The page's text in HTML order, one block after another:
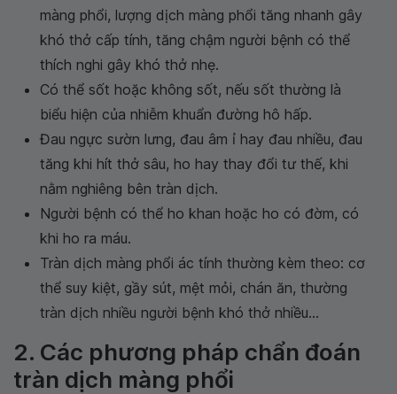
màng phổi, lượng dịch màng phổi tăng nhanh gây
khó thở cấp tính, tăng chậm người bệnh có thể
thích nghi gây khó thở nhẹ.
Có thể sốt hoặc không sốt, nếu sốt thường là
biểu hiện của nhiễm khuẩn đường hô hấp.
Đau ngực sườn lưng, đau âm ỉ hay đau nhiều, đau
tăng khi hít thở sâu, ho hay thay đổi tư thế, khi
nằm nghiêng bên tràn dịch.
Người bệnh có thể ho khan hoặc ho có đờm, có
khi ho ra máu.
Tràn dịch màng phổi ác tính thường kèm theo: cơ
thể suy kiệt, gầy sút, mệt mỏi, chán ăn, thường
tràn dịch nhiều người bệnh khó thở nhiều...
2. Các phương pháp chẩn đoán
tràn dịch màng phổi